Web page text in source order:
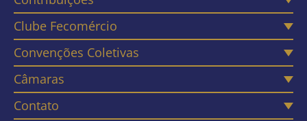
Clube Fecomércio
Convenções Coletivas
Câmaras
Contato